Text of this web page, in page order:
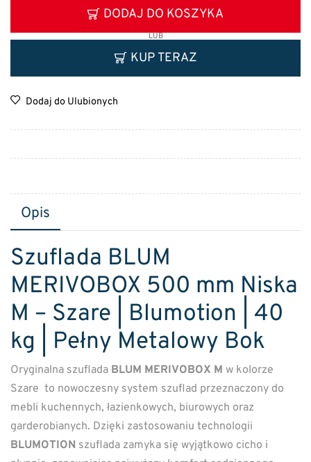
DODAJ DO KOSZYKA
LUB
KUP TERAZ
Dodaj do Ulubionych
Opis
Szuflada BLUM
MERIVOBOX 500 mm Niska
M – Szare | Blumotion | 40
kg | Pełny Metalowy Bok
Oryginalna szuflada BLUM MERIVOBOX M w kolorze
Szare to nowoczesny system szuflad przeznaczony do
mebli kuchennych, łazienkowych, biurowych oraz
garderobianych. Dzięki zastosowaniu technologii
BLUMOTION szuflada zamyka się wyjątkowo cicho i